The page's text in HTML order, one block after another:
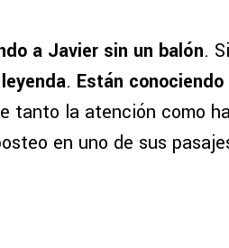
a Javier sin un balón.
. Están
tanto la atención como
en uno de sus